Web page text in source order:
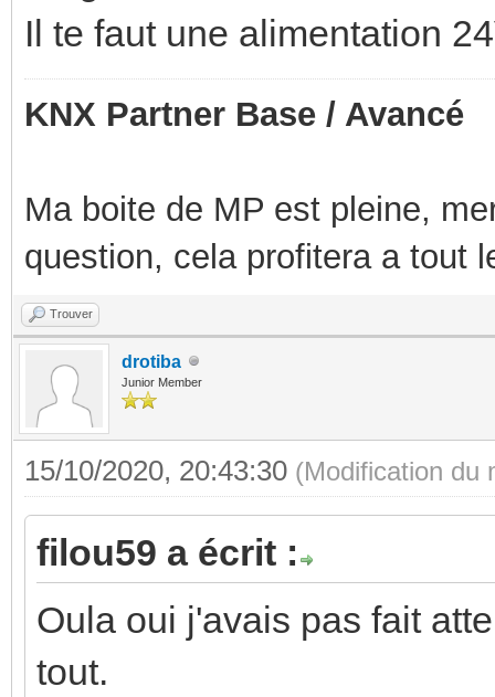
Il te faut une alimentation
KNX Partner Base / Avancé
Ma boite de MP est pleine,
question, cela profitera a tout
Trouver
drotiba
Junior Member
15/10/2020, 20:43:30 (Modification du
filou59 a écrit :
Oula oui j'avais pas fait
tout.